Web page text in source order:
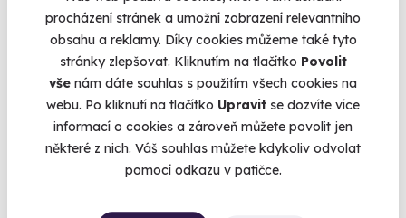
procházení stránek a umožní zobrazení relevantního
obsahu a reklamy. Díky cookies můžeme také tyto
stránky zlepšovat. Kliknutím na tlačítko Povolit
vše nám dáte souhlas s použitím všech cookies na
webu. Po kliknutí na tlačítko Upravit se dozvíte více
informací o cookies a zároveň můžete povolit jen
některé z nich. Váš souhlas můžete kdykoliv odvolat
pomocí odkazu v patičce.
9.4
Zážitková střelba: Speciální jednotky - 10